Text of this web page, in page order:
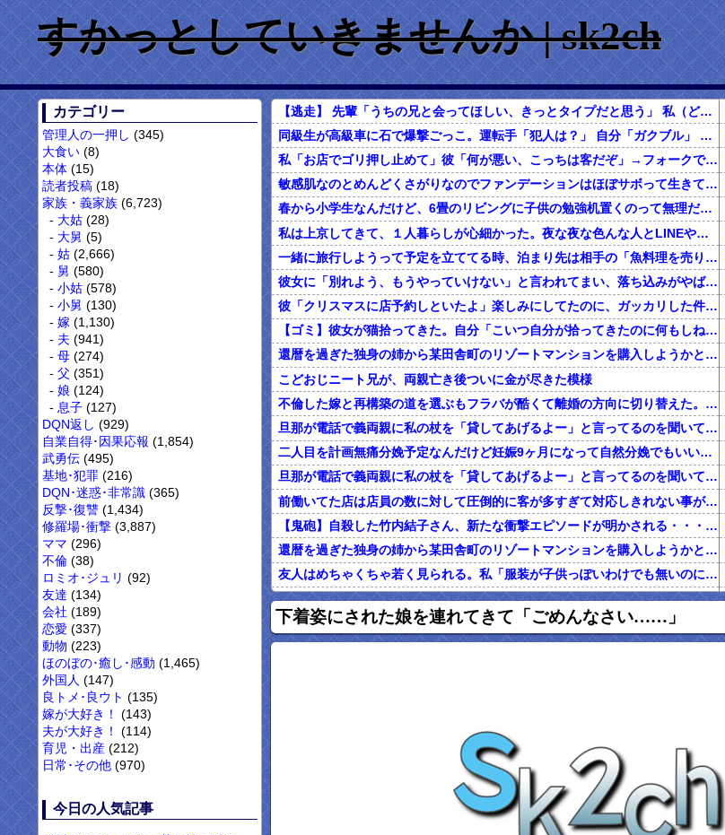
すかっとしていきませんか | sk2ch
カテゴリー
管理人の一押し (345)
大食い (8)
本体 (15)
読者投稿 (18)
家族・義家族 (6,723)
大姑(28)
大舅 (5)
姑(2,666)
舅 (580)
小姑(578)
小舅 (130)
嫁(1,130)
夫 (941)
母(274)
父 (351)
娘 (124)
息子(127)
DQN返し (929)
自業自得･因果応報 (1,854)
武勇伝 (495)
基地･犯罪 (216)
DQN･迷惑･非常識 (365)
反撃･復讐 (1,434)
修羅場･衝撃 (3,887)
ママ (296)
不倫 (38)
ロミオ･ジュリ (92)
友達 (134)
会社 (189)
恋愛 (337)
動物 (223)
ほのぼの･癒し･感動 (1,465)
外国人 (147)
良トメ･良ウト (135)
嫁が大好き！
(143)
夫が大好き！
(114)
育児・出産 (212)
日常･その他 (970)
今日の人気記事
【逃走】 先輩「うちの兄と会ってほしい、きっとタイプだと思う」 私（どんな人なんだろー） → あまりにも…
同級生が高級車に石で爆撃ごっこ。運転手「犯人は？」 自分「ガクブル」 → 同級生の名前、住所、電話番号を教えた結果…
私「お店でゴリ押し止めて」彼「何が悪い、こっちは客だぞ」→フォークで手の甲を刺されお店が通報。彼は傷害罪で逮捕され慰謝料を…
敏感肌なのとめんどくさがりなのでファンデーションはほぼサボって生きてきた。→今アラフォーなんだが…
春から小学生なんだけど、6畳のリビングに子供の勉強机置くのって無理だよね
私は上京してきて、１人暮らしが心細かった。夜な夜な色んな人とLINEや電話してたが、生活に慣れて電話を放置していたら・・・
一緒に旅行しようって予定を立ててる時、泊まり先は相手の「魚料理を売りにしてるこの旅館にしよう！」でほぼ即決→いざ現地で夕食の時間になってみると！？
彼女に「別れよう、もうやっていけない」と言われてまい、落ち込みがやばい←報告者がきもすぎたｗｗｗｗｗ
彼「クリスマスに店予約しといたよ」楽しみにしてたのに、ガッカリした件ｗｗｗｗｗ
【ゴミ】彼女が猫拾ってきた。自分「こいつ自分が拾ってきたのに何もしねーな」 → 拾ってきたんじゃなかった…
還暦を過ぎた独身の姉から某田舎町のリゾートマンションを購入しようかと思うと相談された
こどおじニート兄が、両親亡き後ついに金が尽きた模様
不倫した嫁と再構築の道を選ぶもフラバが酷くて離婚の方向に切り替えた。しかし親まで召喚して抵抗する嫁を見てるうちに「俺もすればいいじゃん」という結...
旦那が電話で義両親に私の杖を「貸してあげるよー」と言ってるのを聞いてしまった
二人目を計画無痛分娩予定なんだけど妊娠9ヶ月になって自然分娩でもいいかなって思うようになってきた
旦那が電話で義両親に私の杖を「貸してあげるよー」と言ってるのを聞いてしまった
前働いてた店は店員の数に対して圧倒的に客が多すぎて対応しきれない事がしょっちゅうあった
【鬼砲】自殺した竹内結子さん、新たな衝撃エピソードが明かされる・・・これは・・・
還暦を過ぎた独身の姉から某田舎町のリゾートマンションを購入しようかと思うと相談された
友人はめちゃくちゃ若く見られる。私「服装が子供っぽいわけでも無いのになんでだろ…あ！なるほどね」
オレがカウンセリングに行くきっかけになった女の話
出産から1ヶ月くらいたって退院し、娘の顔を見に行くと顔が違う。姑「あ、赤ちゃんなんて顔が変わるものよ」旦那「そ、そうそう」→なんと真相は・・・
下着姿にされた娘を連れてきて「ごめんなさい……」